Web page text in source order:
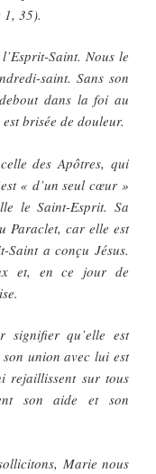
35).
Saint. Nous le
saint. Sans son
dans la foi au
brisée de douleur.
des Apôtres, qui
« d’un seul cœur »
le Saint-Esprit. Sa
Paraclet, car elle est
Saint a conçu Jésus.
et, en ce jour de
signifier qu’elle est
union avec lui est
rejaillissent sur tous
son aide et son
Marie nous